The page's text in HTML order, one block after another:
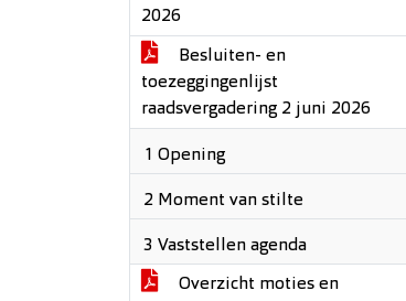
2026
Besluiten- en
toezeggingenlijst
raadsvergadering 2 juni 2026
1 Opening
2 Moment van stilte
3 Vaststellen agenda
Overzicht moties en